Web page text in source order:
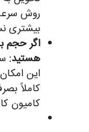
روش
بیشتری
اگر حجم
هستید:
این
کاملاً
کامیون